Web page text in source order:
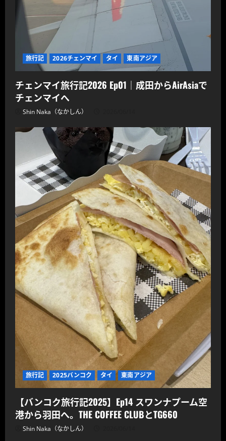
旅行記 2026チェンマイ タイ 東南アジア
チェンマイ旅行記2026 Ep01｜成田からAirAsiaで
チェンマイへ
Shin Naka（なかしん）
旅行記 2025バンコク タイ 東南アジア
【バンコク旅行記2025】Ep14 スワンナプーム空
港から羽田へ。THE COFFEE CLUBとTG660
Shin Naka（なかしん）